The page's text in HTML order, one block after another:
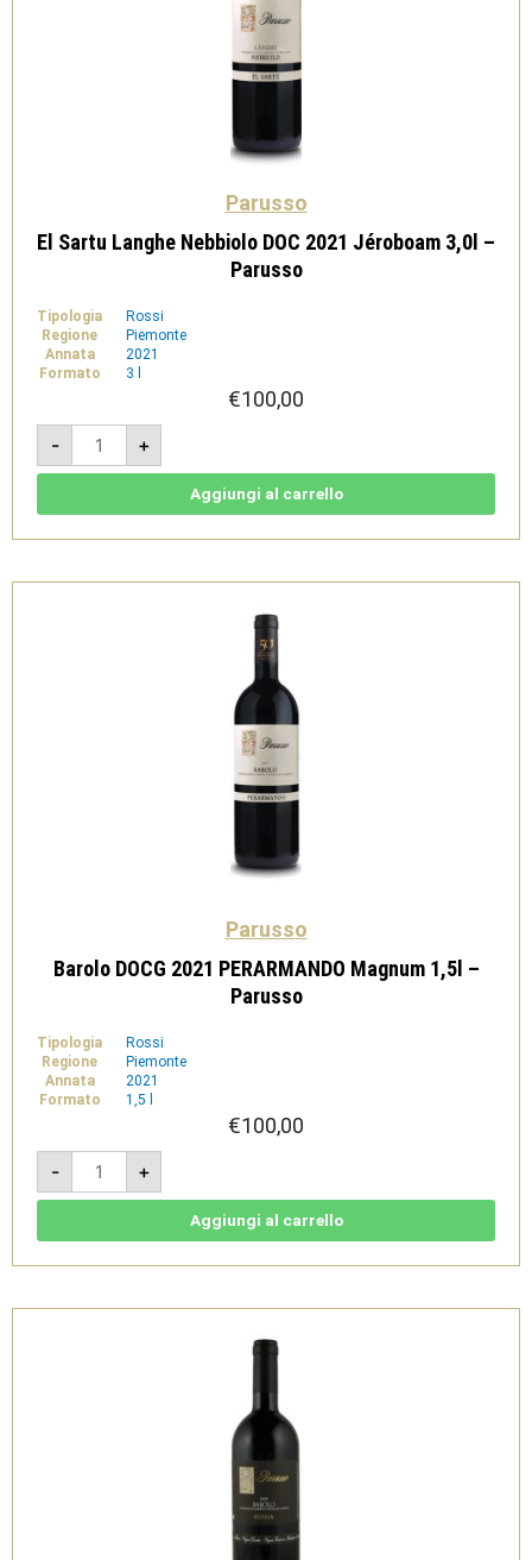
Parusso
El Sartu Langhe Nebbiolo DOC 2021 Jéroboam 3,0l –
Parusso
Tipologia
Rossi
Regione
Piemonte
Annata
2021
Formato
3 l
€100,00
-
El
Sartu
Langhe
Nebbiolo
3,0l
quantità
+
Aggiungi al carrello
Parusso
Barolo DOCG 2021 PERARMANDO Magnum 1,5l –
Parusso
Tipologia
Rossi
Regione
Piemonte
Annata
2021
Formato
1,5 l
€100,00
-
Barolo
DOCG
2021
PERARMANDO
Parusso
+
Aggiungi al carrello